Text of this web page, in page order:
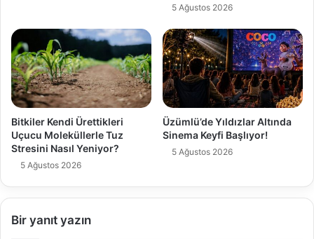
5 Ağustos 2026
Bitkiler Kendi Ürettikleri
Uçucu Moleküllerle Tuz
Stresini Nasıl Yeniyor?
5 Ağustos 2026
Üzümlü’de Yıldızlar Altında
Sinema Keyfi Başlıyor!
5 Ağustos 2026
Bir yanıt yazın